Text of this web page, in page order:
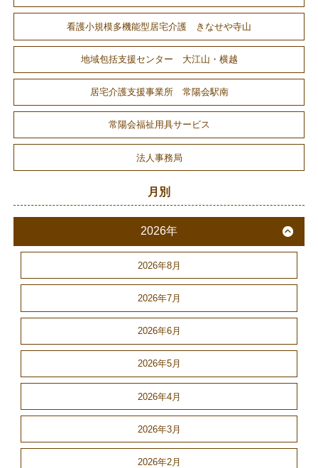
看護小規模多機能型居宅介護 きなせや寺山
地域包括支援センター 大江山・横越
居宅介護支援事業所 常陽会駅南
常陽会福祉用具サービス
法人事務局
月別
2026年
2026年8月
2026年7月
2026年6月
2026年5月
2026年4月
2026年3月
2026年2月